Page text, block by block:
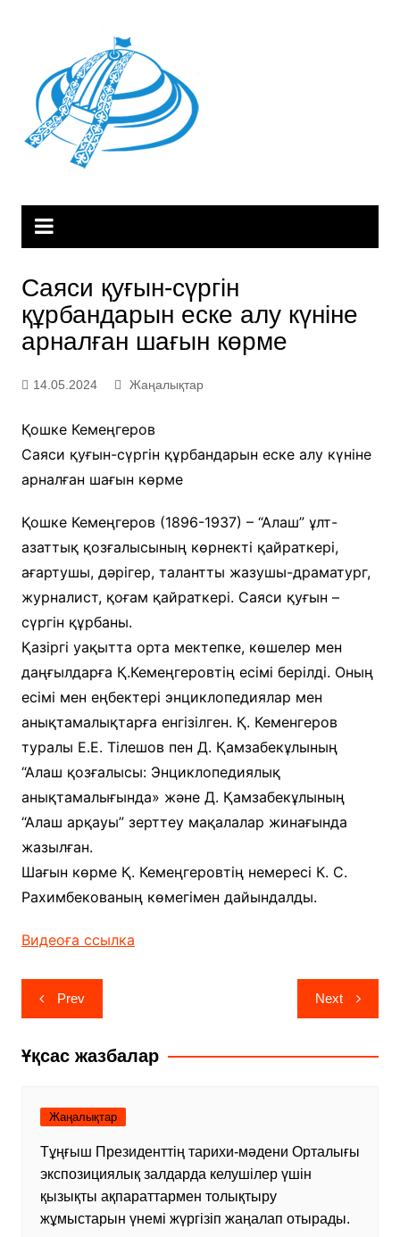
Саяси қуғын-сүргін
құрбандарын еске алу күніне
арналған шағын көрме
14.05.2024 Жаңалықтар
Қошке Кемеңгеров
Саяси қуғын-сүргін құрбандарын еске алу күніне
арналған шағын көрме
Қошке Кемеңгеров (1896-1937) – “Алаш” ұлт-
азаттық қозғалысының көрнекті қайраткері,
ағартушы, дәрігер, талантты жазушы-драматург,
журналист, қоғам қайраткері. Саяси қуғын –
сүргін құрбаны.
Қазіргі уақытта орта мектепке, көшелер мен
даңғылдарға Қ.Кемеңгеровтің есімі берілді. Оның
есімі мен еңбектері энциклопедиялар мен
анықтамалықтарға енгізілген. Қ. Кеменгеров
туралы Е.Е. Тілешов пен Д. Қамзабекұлының
“Алаш қозғалысы: Энциклопедиялық
анықтамалығында» және Д. Қамзабекұлының
“Алаш арқауы” зерттеу мақалалар жинағында
жазылған.
Шағын көрме Қ. Кемеңгеровтің немересі К. С.
Рахимбекованың көмегімен дайындалды.
Видеоға ссылка
Навигация
по
записям
Prev Next
Ұқсас жазбалар
Жаңалықтар
Тұңғыш Президенттің тарихи-мәдени Орталығы
экспозициялық залдарда келушілер үшін
қызықты ақпараттармен толықтыру
жұмыстарын үнемі жүргізіп жаңалап отырады.